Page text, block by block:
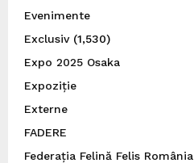
Evenimente
Exclusiv(1,530)
Expo 2025 Osaka
Expoziție
Externe
FADERE
Federația Felină Felis România